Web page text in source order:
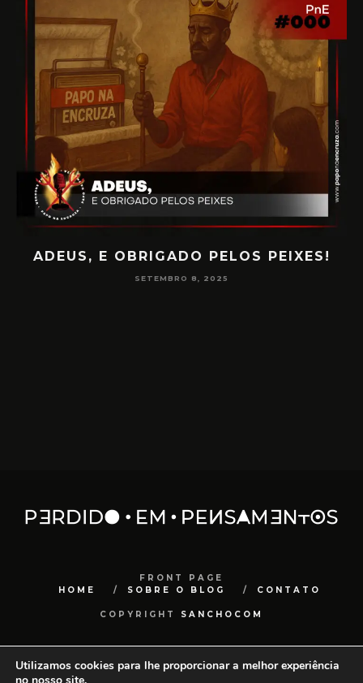
ADEUS, E OBRIGADO PELOS PEIXES!
SETEMBRO 8, 2025
FRONT PAGE
HOME
SOBRE O BLOG CONTATO
COPYRIGHT SANCHOCOM
Utilizamos cookies para lhe proporcionar a melhor experiência